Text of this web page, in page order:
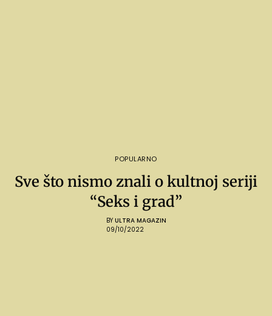
POPULARNO
Sve što nismo znali o kultnoj seriji
“Seks i grad”
BY ULTRA MAGAZIN
09/10/2022